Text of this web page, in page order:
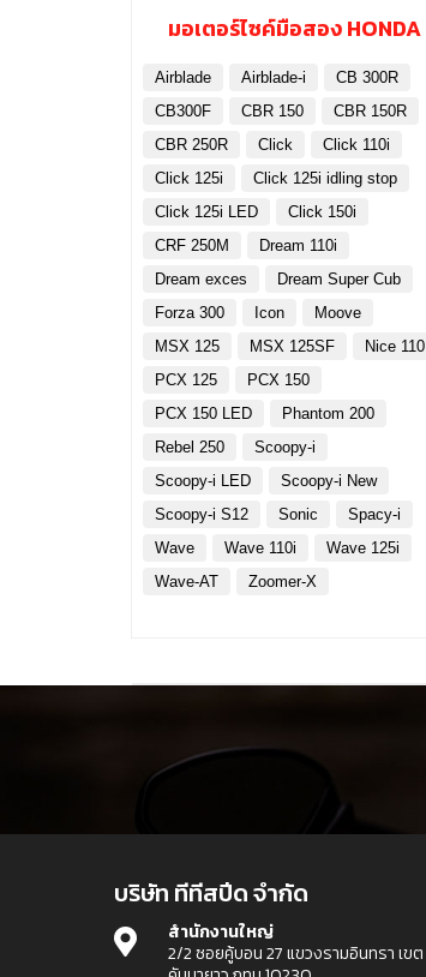
มอเตอร์ไซค์มือสอง HONDA
Airblade Airblade-i
CB 300R
CB300F
CBR 150
CBR 150R
CBR 250R
Click
Click 110i
Click 125i
Click 125i idling stop
Click 125i LED
Click 150i
CRF 250M
Dream 110i
Dream exces
Dream Super Cub
Forza 300
Icon
Moove
MSX 125
MSX 125SF
Nice 110
PCX 125
PCX 150
PCX 150 LED
Phantom 200
Rebel 250
Scoopy-i
Scoopy-i LED
Scoopy-i New
Scoopy-i S12
Sonic
Spacy-i
Wave
Wave 110i
Wave 125i
Wave-AT
Zoomer-X
บริษัท ทีทีสปีด จำกัด
สำนักงานใหญ่
2/2 ซอยคู้บอน 27 แขวงรามอินทรา เขต